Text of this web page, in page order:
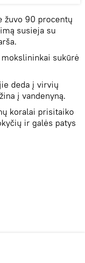
žuvo 90 procentų
susieja su
sukūrė
deda į virvių
į vandenyną.
koralai prisitaiko
ir galės patys